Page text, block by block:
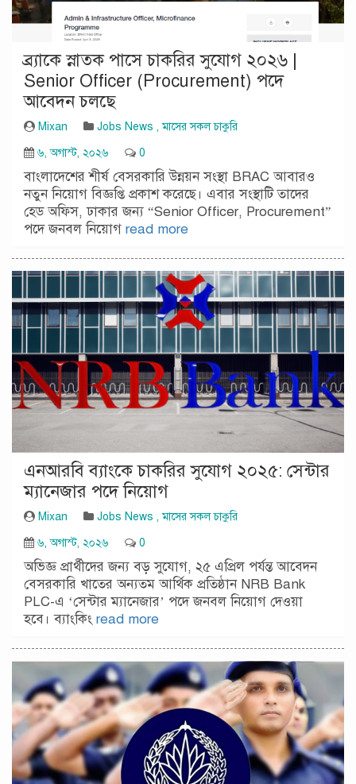
ব্র্যাকে স্নাতক পাসে চাকরির সুযোগ ২০২৬ |
Senior Officer (Procurement) পদে
আবেদন চলছে
Mixan Jobs News ,মাসের সকল চাকুরি
৬, অগাস্ট, ২০২৬
0
বাংলাদেশের শীর্ষ বেসরকারি উন্নয়ন সংস্থা BRAC আবারও
নতুন নিয়োগ বিজ্ঞপ্তি প্রকাশ করেছে। এবার সংস্থাটি তাদের
হেড অফিস, ঢাকার জন্য “Senior Officer, Procurement”
পদে জনবল নিয়োগ read more
এনআরবি ব্যাংকে চাকরির সুযোগ ২০২৫: সেন্টার
ম্যানেজার পদে নিয়োগ
Mixan Jobs News ,মাসের সকল চাকুরি
৬, অগাস্ট, ২০২৬
0
অভিজ্ঞ প্রার্থীদের জন্য বড় সুযোগ, ২৫ এপ্রিল পর্যন্ত আবেদন
বেসরকারি খাতের অন্যতম আর্থিক প্রতিষ্ঠান NRB Bank
PLC-এ ‘সেন্টার ম্যানেজার’ পদে জনবল নিয়োগ দেওয়া
হবে। ব্যাংকিংread more